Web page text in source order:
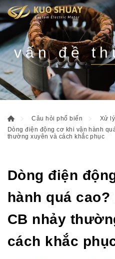
vấn đề
Câu hỏi phổ biến
Xử
Dòng điện động cơ khi vận hành
thường xuyên và cách khắc phục
Dòng điện
hành quá cao?
CB nhảy
cách khắc